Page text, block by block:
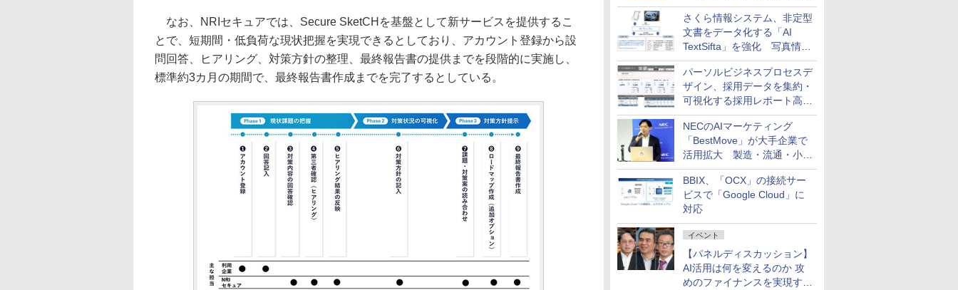
と危機管理広報を一体的に訓
練するプログラムを提供
さくら情報システム、非定型
文書をデータ化する「AI
TextSifta」を強化 写真情報
のデータ化などに対応
パーソルビジネスプロセスデ
ザイン、採用データを集約・
可視化する採用レポート高速
化サービスを提供
NECのAIマーケティング
「BestMove」が大手企業で
活用拡大 製造・流通・小売
企業・広告代理店などが実装
フェーズへ
BBIX、「OCX」の接続サー
ビスで「Google Cloud」に
対応
イベント
【パネルディスカッション】
AI活用は何を変えるのか 攻
めのファイナンスを実現する
なお、NRIセキュアでは、Secure SketCHを基盤として新サービスを提供するこ
とで、短期間・低負荷な現状把握を実現できるとしており、アカウント登録から設
問回答、ヒアリング、対策方針の整理、最終報告書の提供までを段階的に実施し、
標準約3カ月の期間で、最終報告書作成までを完了するとしている。